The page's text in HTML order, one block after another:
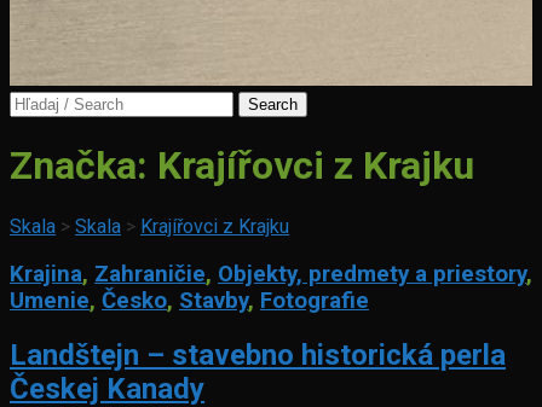
Search
Značka: Krajířovci z Krajku
Skala > Skala > Krajířovci z Krajku
Krajina, Zahraničie, Objekty, predmety a priestory,
Umenie, Česko, Stavby, Fotografie
Landštejn – stavebno historická perla
Českej Kanady